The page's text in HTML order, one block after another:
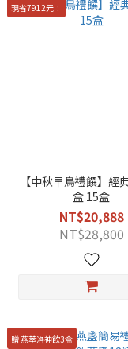
現省7912元！
【中秋早鳥禮饌】經
盒 15盒
NT$20,888
NT$28,800
贈 燕萃洛神飲3盒